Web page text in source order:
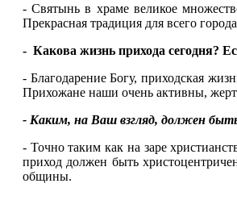
- Святынь в храме великое
Прекрасная традиция для всего
- Какова жизнь прихода сегодня?
- Благодарение Богу, приходская
Прихожане наши очень активны,
- Каким, на Ваш взгляд, должен
- Точно таким как на заре
приход должен быть
общины.